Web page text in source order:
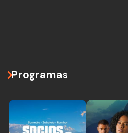
Programas